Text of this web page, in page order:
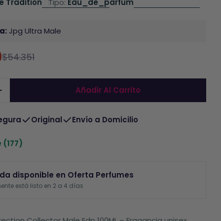
Tradition Tipo: Eau_de_parfum
Jpg Ultra Male
$54.351
La Cantidad De Perfume Insurrection Collector
La Cantidad De Perfume Insurrection
Añadir Al Carrito
Original Envío a Domicilio
(177)
disponible en Oferta Perfumes
está listo en 2 a 4 días